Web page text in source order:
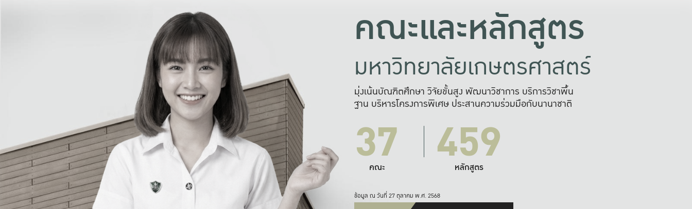
คณะและหลักสูตร
มหาวิทยาลัยเกษตรศาสตร์
มุ่งเน้นบัณฑิตศึกษา วิจัยขั้นสูง พัฒนาวิชาการ บริการวิชาพื้น
ฐาน บริหารโครงการพิเศษ ประสานความร่วมมือกับนานาชาติ
37
คณะ 459
หลักสูตร
ข้อมูล ณ วันที่ 27 ตุลาคม พ.ศ. 2568